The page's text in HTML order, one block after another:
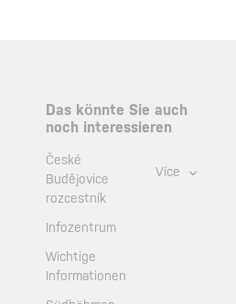
Das könnte Sie auch
noch interessieren
České
Budějovice
rozcestník
Infozentrum
Wichtige
Informationen
Více